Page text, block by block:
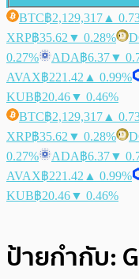
BTC฿2,129,317 ▲
XRP฿35.62 ▼ 0.28%
0.27%
ADA฿6.37▼
AVAX฿221.42 ▲ 0.99%
KUB฿20.46▼ 0.46%
BTC฿2,129,317 ▲
XRP฿35.62 ▼ 0.28%
0.27%
ADA฿6.37▼
AVAX฿221.42 ▲ 0.99%
KUB฿20.46▼ 0.46%
ป้ายกำกับ: